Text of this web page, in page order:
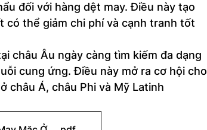
đối với hàng dệt may. Điều này tạo
có thể giảm chi phí và cạnh tranh tốt
châu Âu ngày càng tìm kiếm đa dạng
cung ứng. Điều này mở ra cơ hội cho
châu Á, châu Phi và Mỹ Latinh